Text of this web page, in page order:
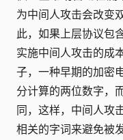
为中间人攻击会改变
此，如果上层协议包
实施中间人攻击的成
子，一种早期的加密
分计算的两位数字，
同，这样，中间人攻
相关的字词来避免被发